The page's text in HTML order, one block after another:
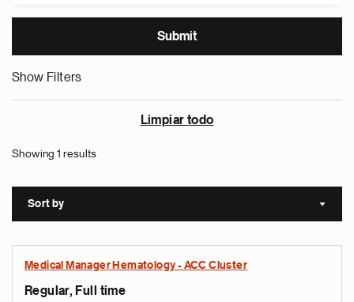
Show Filters
Limpiar todo
Showing 1 results
Sort by Sort
Medical Manager Hematology - ACC Cluster
Regular, Full time